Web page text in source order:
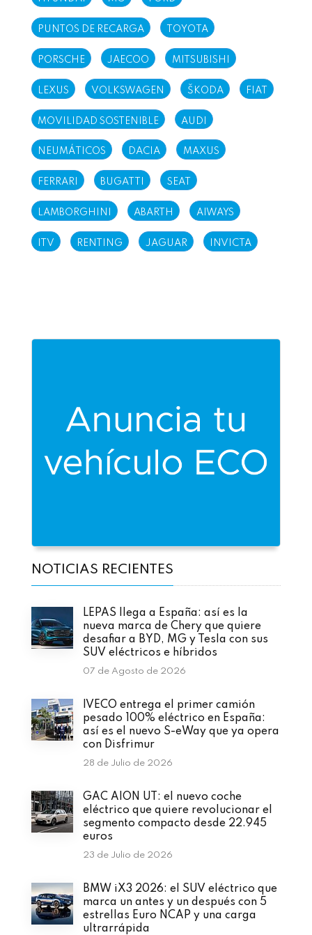
PUNTOS DE RECARGA TOYOTA
PORSCHE JAECOO MITSUBISHI
LEXUS VOLKSWAGEN ŠKODA FIAT
MOVILIDAD SOSTENIBLE AUDI
NEUMÁTICOS DACIA MAXUS
FERRARI BUGATTI SEAT
LAMBORGHINI ABARTH AIWAYS
ITV RENTING JAGUAR INVICTA
NOTICIAS RECIENTES
LEPAS llega a España: así es la
nueva marca de Chery que quiere
desafiar a BYD, MG y Tesla con sus
SUV eléctricos e híbridos
07 de Agosto de 2026
IVECO entrega el primer camión
pesado 100% eléctrico en España:
así es el nuevo S-eWay que ya opera
con Disfrimur
28 de Julio de 2026
GAC AION UT: el nuevo coche
eléctrico que quiere revolucionar el
segmento compacto desde 22.945
euros
23 de Julio de 2026
BMW iX3 2026: el SUV eléctrico que
marca un antes y un después con 5
estrellas Euro NCAP y una carga
ultrarrápida